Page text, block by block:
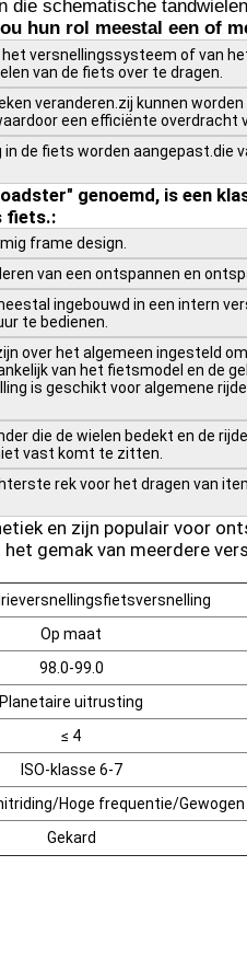
schematische
hun rol meestal een of
versnellingssysteem of van
van de fiets over te dragen.
veranderen.zij kunnen
een efficiënte overdracht
de fiets worden aangepast.die
genoemd, is een
fiets.:
frame design.
van een ontspannen en
ingebouwd in een intern
te bedienen.
over het algemeen ingesteld
van het fietsmodel en de
is geschikt voor algemene
die de wielen bedekt en de
vast komt te zitten.
rek voor het dragen van
en zijn populair voor
gemak van meerdere
Op maat
98.0-99.0
Planetaire uitrusting
≤ 4
ISO-klasse 6-7
Hoge frequentie/Gewogen
Gekard